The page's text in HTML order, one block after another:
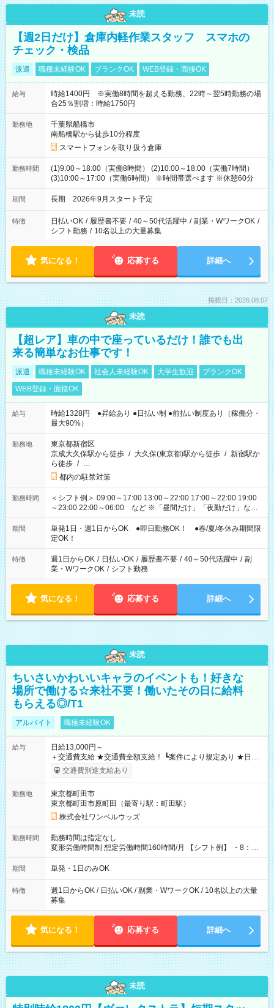
未読
【週2日だけ】倉庫内軽作業スタッフ スマホの
チェック・検品
派遣 職種未経験OK ブランクOK WEB登録・面接OK
給与
時給1400円 ※実働8時間を超える勤務、22時～翌5時勤務の場
合25％割増：時給1750円
勤務地
千葉県船橋市
南船橋駅から徒歩10分程度
スマートフォンを取り扱う倉庫
勤務時間
(1)9:00～18:00（実働8時間） (2)10:00～18:00（実働7時間）
(3)10:00～17:00（実働6時間） ※時間帯選べます ※休憩60分
期間 長期 2026年9月スタート予定
特徴 日払いOK / 履歴書不要 / 40～50代活躍中 / 副業・WワークOK /
シフト勤務 / 10名以上の大量募集
気になる！ 応募する 詳細へ
掲載日：2026.08.07
未読
【超レア】車の中で座っているだけ！誰でも出
来る簡単なお仕事です！
派遣 職種未経験OK 社会人未経験OK 大学生歓迎
ブランクOK
WEB登録・面接OK
給与
時給1328円 ●昇給あり ●日払い制 ●前払い制度あり（稼働分・
最大90%）
勤務地
東京都新宿区
京成大久保駅から徒歩 / 大久保(東京都)駅から徒歩 / 新宿駅か
ら徒歩 / …
都内の駐禁対策
勤務時間
＜シフト例＞ 09:00～17:00 13:00～22:00 17:00～22:00 19:00
～23:00 22:00～06:00 など ※「昼間だけ」「夜勤だけ」など
の希望OK
期間
単発1日・週1日からOK ●即日勤務OK！ ●春/夏/冬休み期間限
定OK！
特徴 週1日からOK / 日払いOK / 履歴書不要 / 40～50代活躍中 / 副
業・WワークOK / シフト勤務
気になる！ 応募する 詳細へ
未読
ちいさいかわいいキャラのイベントも！好きな
場所で働ける☆来社不要！働いたその日に給料
もらえる◎/T1
アルバイト 職種未経験OK
給与
日給13,000円～
＋交通費支給 ★交通費全額支給！ ┗案件により規定あり ★日払
いOK！（規定あり） ┗働いたその日に現金GET♪ お仕事後はコ
ンビニATMから 日払い分を引き落とせます！ 【試用期間】試
交通費別途支給あり
勤務地
東京都町田市
東京都町田市原町田（最寄り駅：町田駅）
株式会社ワンベルウッズ
勤務時間
勤務時間は指定なし
変形労働時間制 想定労働時間160時間/月 【シフト例】 ・8：00
～21：00
期間 単発・1日のみOK
特徴
週1日からOK / 日払いOK / 副業・WワークOK / 10名以上の大量
募集
気になる！ 応募する 詳細へ
未読